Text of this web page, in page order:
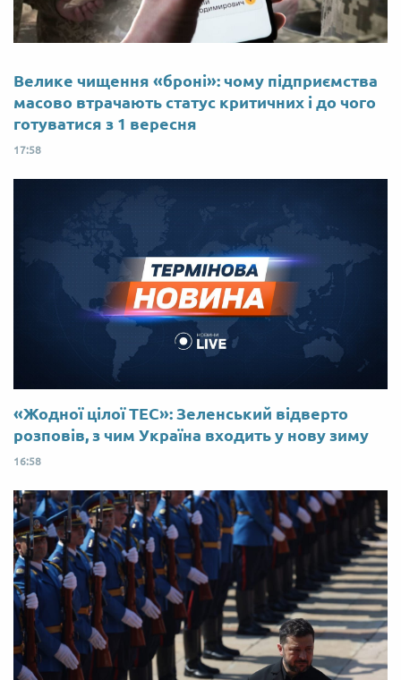
Велике чищення «броні»: чому підприємства
масово втрачають статус критичних і до чого
готуватися з 1 вересня
17:58
«Жодної цілої ТЕС»: Зеленський відверто
розповів, з чим Україна входить у нову зиму
16:58